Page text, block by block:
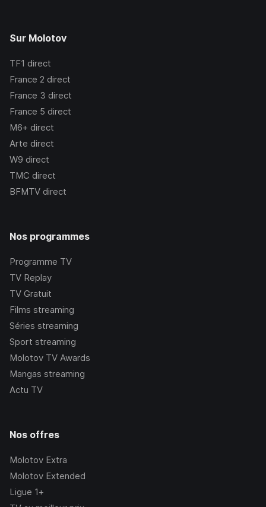
Sur Molotov
TF1 direct
France 2 direct
France 3 direct
France 5 direct
M6+ direct
Arte direct
W9 direct
TMC direct
BFMTV direct
Nos programmes
Programme TV
TV Replay
TV Gratuit
Films streaming
Séries streaming
Sport streaming
Molotov TV Awards
Mangas streaming
Actu TV
Nos offres
Molotov Extra
Molotov Extended
Ligue 1+